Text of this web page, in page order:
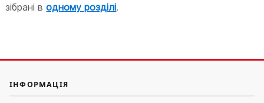
зібрані водному розділі.
ІНФОРМАЦІЯ